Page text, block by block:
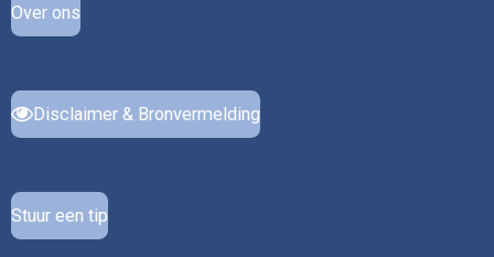
Over ons
Disclaimer & Bronvermelding
Stuur een tip